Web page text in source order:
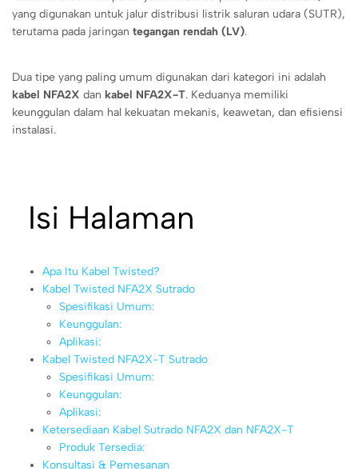
yang digunakan untuk jalur distribusi listrik saluran udara (SUTR),
terutama pada jaringan tegangan rendah (LV).
Dua tipe yang paling umum digunakan dari kategori ini adalah
kabel NFA2X dan kabel NFA2X-T. Keduanya memiliki
keunggulan dalam hal kekuatan mekanis, keawetan, dan efisiensi
instalasi.
Isi Halaman
Apa Itu Kabel Twisted?
Kabel Twisted NFA2X Sutrado
Spesifikasi Umum:
Keunggulan:
Aplikasi:
Kabel Twisted NFA2X-T Sutrado
Spesifikasi Umum:
Keunggulan:
Aplikasi:
Ketersediaan Kabel Sutrado NFA2X dan NFA2X-T
Produk Tersedia:
Konsultasi & Pemesanan